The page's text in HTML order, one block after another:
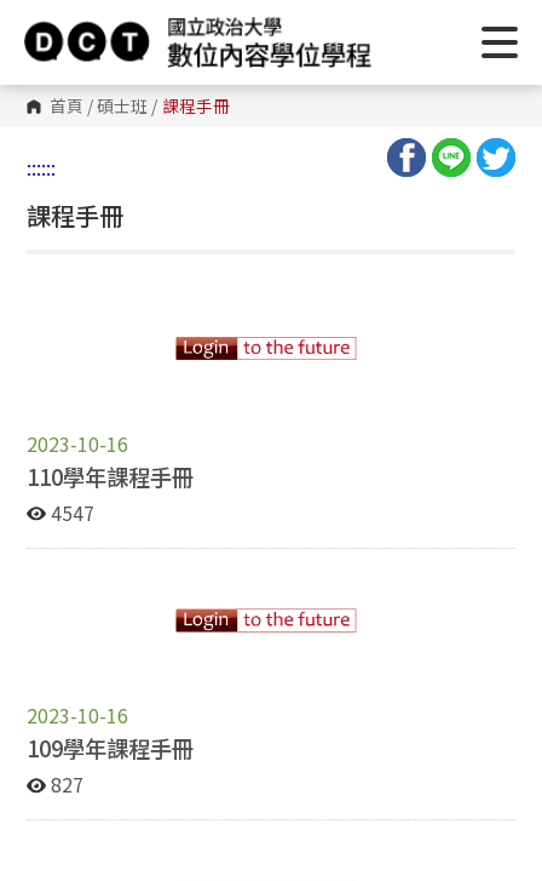
首頁 /碩士班 / 課程手冊
::::::
課程手冊
2023-10-16
110學年課程手冊
4547
2023-10-16
109學年課程手冊
827